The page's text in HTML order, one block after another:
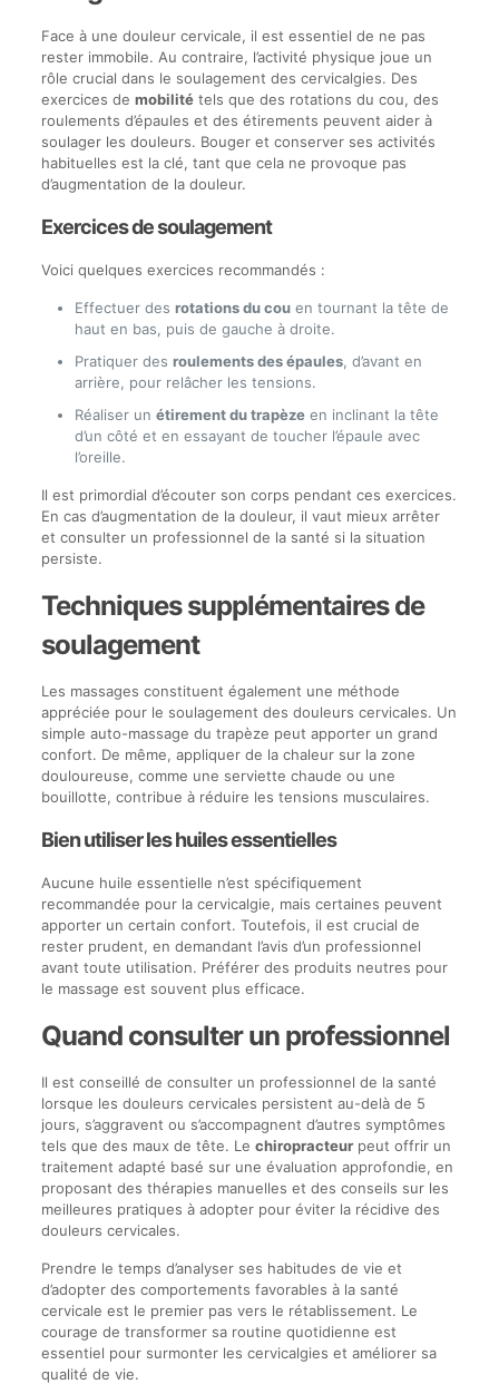
Face à une douleur cervicale, il est essentiel de ne pas
rester immobile. Au contraire, l’activité physique joue un
rôle crucial dans le soulagement des cervicalgies. Des
exercices de mobilitétels que des rotations du cou, des
roulements d’épaules et des étirements peuvent aider à
soulager les douleurs. Bouger et conserver ses activités
habituelles est la clé, tant que cela ne provoque pas
d’augmentation de la douleur.
Exercices de soulagement
Voici quelques exercices recommandés :
Effectuer des rotations du couen tournant la tête de
haut en bas, puis de gauche à droite.
Pratiquer des roulements des épaules, d’avant en
arrière, pour relâcher les tensions.
Réaliser un étirement du trapèzeen inclinant la tête
d’un côté et en essayant de toucher l’épaule avec
l’oreille.
Il est primordial d’écouter son corps pendant ces exercices.
En cas d’augmentation de la douleur, il vaut mieux arrêter
et consulter un professionnel de la santé si la situation
persiste.
Techniques supplémentaires de
soulagement
Les massages constituent également une méthode
appréciée pour le soulagement des douleurs cervicales. Un
simple auto-massage du trapèze peut apporter un grand
confort. De même, appliquer de la chaleur sur la zone
douloureuse, comme une serviette chaude ou une
bouillotte, contribue à réduire les tensions musculaires.
Bien utiliser les huiles essentielles
Aucune huile essentielle n’est spécifiquement
recommandée pour la cervicalgie, mais certaines peuvent
apporter un certain confort. Toutefois, il est crucial de
rester prudent, en demandant l’avis d’un professionnel
avant toute utilisation. Préférer des produits neutres pour
le massage est souvent plus efficace.
Quand consulter un professionnel
Il est conseillé de consulter un professionnel de la santé
lorsque les douleurs cervicales persistent au-delà de 5
jours, s’aggravent ou s’accompagnent d’autres symptômes
tels que des maux de tête. Le chiropracteurpeut offrir un
traitement adapté basé sur une évaluation approfondie, en
proposant des thérapies manuelles et des conseils sur les
meilleures pratiques à adopter pour éviter la récidive des
douleurs cervicales.
Prendre le temps d’analyser ses habitudes de vie et
d’adopter des comportements favorables à la santé
cervicale est le premier pas vers le rétablissement. Le
courage de transformer sa routine quotidienne est
essentiel pour surmonter les cervicalgies et améliorer sa
qualité de vie.